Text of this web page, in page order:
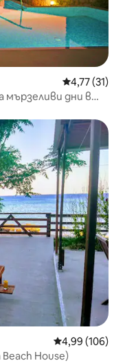
Средна
4,77 (31)
мързеливи дни в
Средна
4,99 (106)
House)